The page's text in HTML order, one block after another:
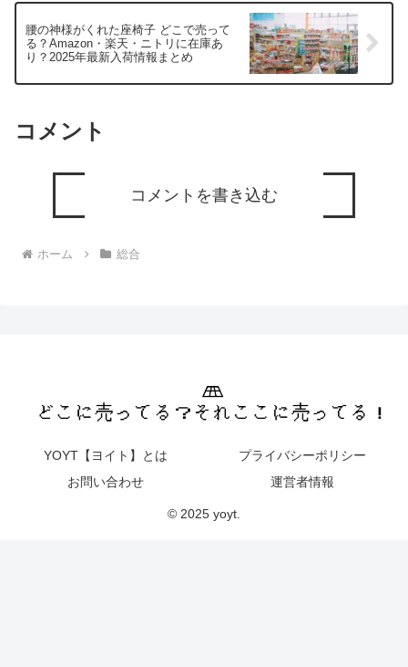
腰の神様がくれた座椅子 どこで売って
る？Amazon・楽天・ニトリに在庫あ
り？2025年最新入荷情報まとめ
コメント
コメントを書き込む
ホーム 総合
YOYT【ヨイト】とは
プライバシーポリシー
お問い合わせ
運営者情報
© 2025 yoyt.